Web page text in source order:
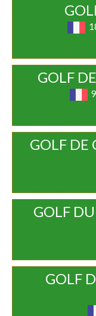
GOLF
GOLF DE
GOLF
GOLF